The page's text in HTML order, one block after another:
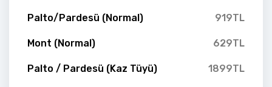
Palto/Pardesü (Normal) 919TL
Mont (Normal) 629TL
Palto / Pardesü (Kaz Tüyü) 1899TL